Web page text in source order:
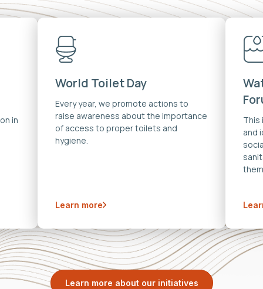
in
World Toilet Day
Every year, we promote actions to
raise awareness about the importance
of access to proper toilets and
hygiene.
Learn more
This
and
Learn more about our initiatives